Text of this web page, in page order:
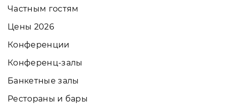
Частным гостям
Цены 2026
Конференции
Конференц-залы
Банкетные залы
Рестораны и бары